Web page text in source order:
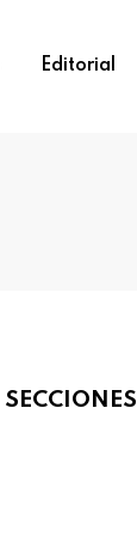
Editorial
SECCIONES